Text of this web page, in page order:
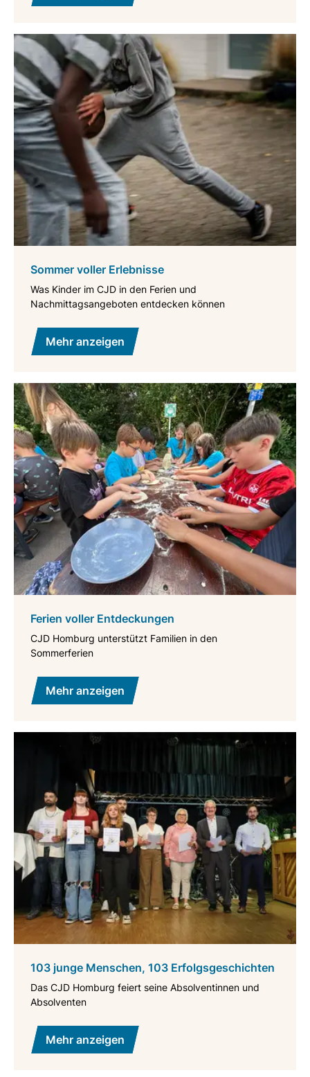
Sommer voller Erlebnisse
Was Kinder im CJD in den Ferien und
Nachmittagsangeboten entdecken können
Mehr anzeigen
Ferien voller Entdeckungen
CJD Homburg unterstützt Familien in den
Sommerferien
Mehr anzeigen
103 junge Menschen, 103 Erfolgsgeschichten
Das CJD Homburg feiert seine Absolventinnen und
Absolventen
Mehr anzeigen